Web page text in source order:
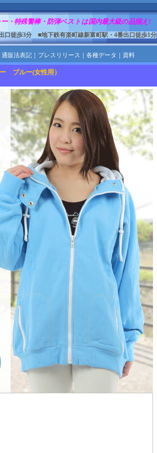
・特殊警棒・防弾ベストは国内最大級の品揃え!
口徒歩3分 ■地下鉄有楽町線新富町駅・4番出口徒歩1分
通販法表記｜ プレスリリース 各種データ 資料
ブルー(女性用）